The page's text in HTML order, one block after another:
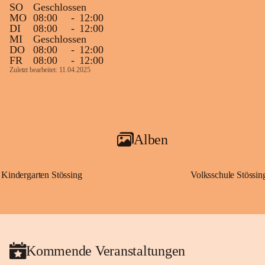
SO
Geschlossen
MO 08:00 - 12:00
DI
08:00 - 12:00
MI
Geschlossen
DO
08:00 - 12:00
FR
08:00 - 12:00
Zuletzt bearbeitet: 11.04.2025
Alben
Kindergarten Stössing Volksschule
Kommende Veranstaltungen